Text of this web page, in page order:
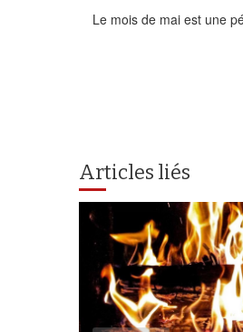
Le mois de mai est une
Articles liés